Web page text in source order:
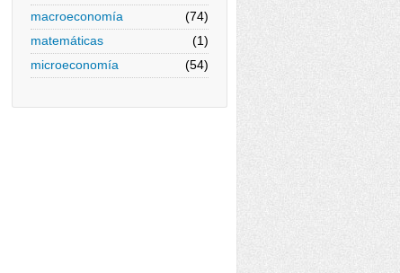
macroeconomía
(74)
matemáticas
(1)
microeconomía
(54)